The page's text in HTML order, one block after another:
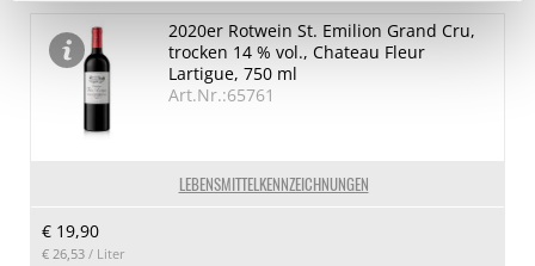
LEBENSMITTELKENNZEICHNUNGEN
2020er Rotwein St. Emilion Grand Cru,
trocken 14 % vol., Chateau Fleur
Lartigue, 750 ml
Art.Nr.:65761
€ 19,90
€ 26,53 / Liter